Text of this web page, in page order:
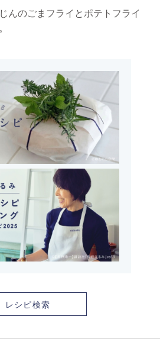
んのごまフライとポテトフライ
レシピ検索